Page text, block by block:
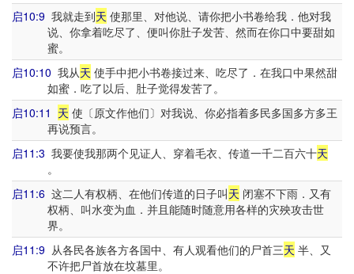
启10:9 我就走到天 使那里、对他说、请你把小书卷给我．他对我
说、你拿着吃尽了、便叫你肚子发苦、然而在你口中要甜如
蜜。
启10:10 我从天 使手中把小书卷接过来、吃尽了．在我口中果然甜
如蜜．吃了以后、肚子觉得发苦了。
启10:11 天 使〔原文作他们〕对我说、你必指着多民多国多方多王
再说预言。
启11:3 我要使我那两个见证人、穿着毛衣、传道一千二百六十天
。
启11:6 这二人有权柄、在他们传道的日子叫天 闭塞不下雨．又有
权柄、叫水变为血．并且能随时随意用各样的灾殃攻击世
界。
启11:9 从各民各族各方各国中、有人观看他们的尸首三天 半、又
不许把尸首放在坟墓里。